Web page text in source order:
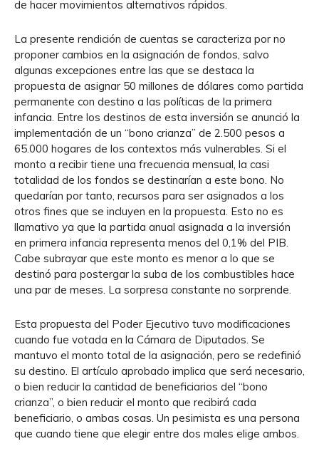
de hacer movimientos alternativos rápidos.
La presente rendición de cuentas se caracteriza por no
proponer cambios en la asignación de fondos, salvo
algunas excepciones entre las que se destaca la
propuesta de asignar 50 millones de dólares como partida
permanente con destino a las políticas de la primera
infancia. Entre los destinos de esta inversión se anunció la
implementación de un “bono crianza” de 2.500 pesos a
65.000 hogares de los contextos más vulnerables. Si el
monto a recibir tiene una frecuencia mensual, la casi
totalidad de los fondos se destinarían a este bono. No
quedarían por tanto, recursos para ser asignados a los
otros fines que se incluyen en la propuesta. Esto no es
llamativo ya que la partida anual asignada a la inversión
en primera infancia representa menos del 0,1% del PIB.
Cabe subrayar que este monto es menor a lo que se
destinó para postergar la suba de los combustibles hace
una par de meses. La sorpresa constante no sorprende.
Esta propuesta del Poder Ejecutivo tuvo modificaciones
cuando fue votada en la Cámara de Diputados. Se
mantuvo el monto total de la asignación, pero se redefinió
su destino. El artículo aprobado implica que será necesario,
o bien reducir la cantidad de beneficiarios del “bono
crianza”, o bien reducir el monto que recibirá cada
beneficiario, o ambas cosas. Un pesimista es una persona
que cuando tiene que elegir entre dos males elige ambos.